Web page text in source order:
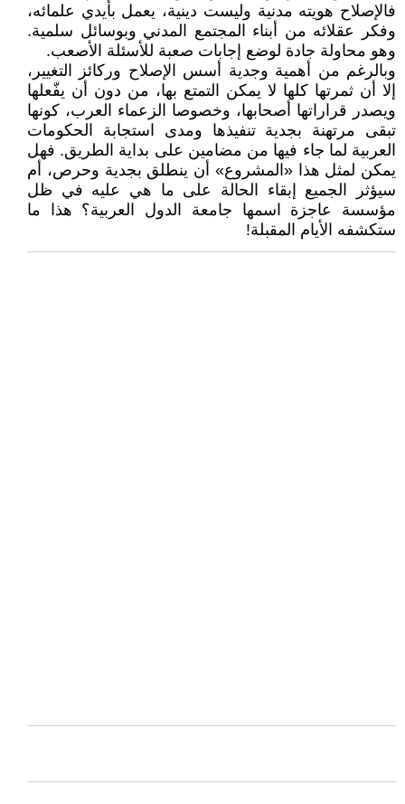
فالإصلاح هويته مدنية وليست دينية، يعمل بأيدي علمائه،
وفكر عقلائه من أبناء المجتمع المدني وبوسائل سلمية.
وهو محاولة جادة لوضع إجابات صعبة للأسئلة الأصعب.
وبالرغم من أهمية وجدية أسس الإصلاح وركائز التغيير،
إلا أن ثمرتها كلها لا يمكن التمتع بها، من دون أن يفّعلها
ويصدر قراراتها أصحابها، وخصوصا الزعماء العرب، كونها
تبقى مرتهنة بجدية تنفيذها ومدى استجابة الحكومات
العربية لما جاء فيها من مضامين على بداية الطريق. فهل
يمكن لمثل هذا «المشروع» أن ينطلق بجدية وحرص، أم
سيؤثر الجميع إبقاء الحالة على ما هي عليه في ظل
مؤسسة عاجزة اسمها جامعة الدول العربية؟ هذا ما
ستكشفه الأيام المقبلة!